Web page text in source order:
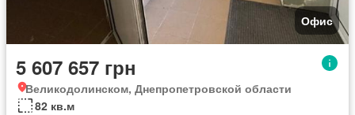
Офис
5 607 657 грн
Великодолинском, Днепропетровской области
82 кв.м